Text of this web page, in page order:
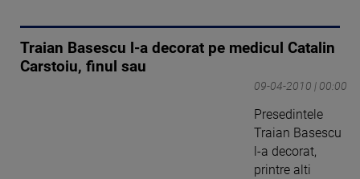
Traian Basescu l-a decorat pe medicul Catalin
Carstoiu, finul sau
09-04-2010 | 00:00
Presedintele
Traian Basescu
l-a decorat,
printre alti